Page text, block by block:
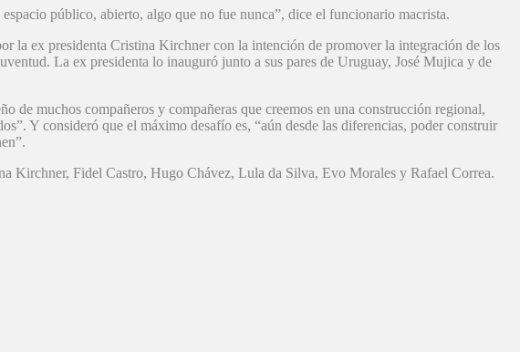
público, abierto, algo que no fue nunca”, dice el funcionario macrista.
la ex presidenta Cristina Kirchner con la intención de promover la integración de los
La ex presidenta lo inauguró junto a sus pares de Uruguay, José Mujica y de
de muchos compañeros y compañeras que creemos en una construcción regional,
Y consideró que el máximo desafío es, “aún desde las diferencias, poder construir
Kirchner, Fidel Castro, Hugo Chávez, Lula da Silva, Evo Morales y Rafael Correa.